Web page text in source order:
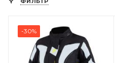
-30%